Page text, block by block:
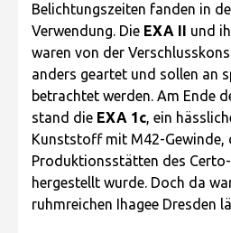
Belichtungszeiten fanden in
Verwendung. Die EXA II
und
waren von der
anders geartet und sollen an
betrachtet werden. Am Ende
stand die EXA 1c, ein
Kunststoff mit M42-Gewinde,
Produktionsstätten des
hergestellt wurde. Doch da
ruhmreichen Ihagee Dresden